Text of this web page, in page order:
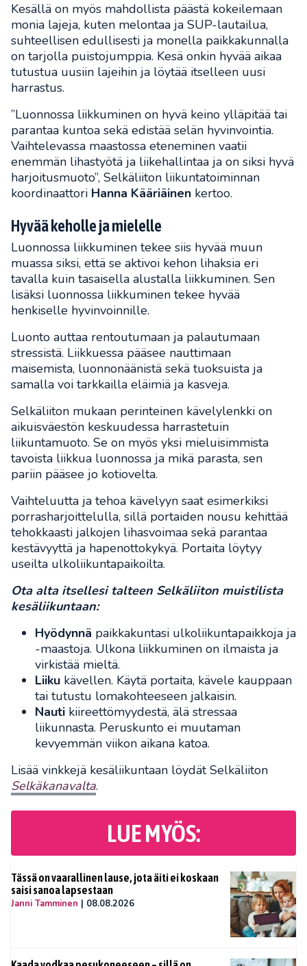
Kesällä on myös mahdollista päästä kokeilemaan
monia lajeja, kuten melontaa ja SUP-lautailua,
suhteellisen edullisesti ja monella paikkakunnalla
on tarjolla puistojumppia. Kesä onkin hyvää aikaa
tutustua uusiin lajeihin ja löytää itselleen uusi
harrastus.
”Luonnossa liikkuminen on hyvä keino ylläpitää tai
parantaa kuntoa sekä edistää selän hyvinvointia.
Vaihtelevassa maastossa eteneminen vaatii
enemmän lihastyötä ja liikehallintaa ja on siksi hyvä
harjoitusmuoto”, Selkäliiton liikuntatoiminnan
koordinaattori Hanna Kääriäinen kertoo.
Hyvää keholle ja mielelle
Luonnossa liikkuminen tekee siis hyvää muun
muassa siksi, että se aktivoi kehon lihaksia eri
tavalla kuin tasaisella alustalla liikkuminen. Sen
lisäksi luonnossa liikkuminen tekee hyvää
henkiselle hyvinvoinnille.
Luonto auttaa rentoutumaan ja palautumaan
stressistä. Liikkuessa pääsee nauttimaan
maisemista, luonnonäänistä sekä tuoksuista ja
samalla voi tarkkailla eläimiä ja kasveja.
Selkäliiton mukaan perinteinen kävelylenkki on
aikuisväestön keskuudessa harrastetuin
liikuntamuoto. Se on myös yksi mieluisimmista
tavoista liikkua luonnossa ja mikä parasta, sen
pariin pääsee jo kotiovelta.
Vaihteluutta ja tehoa kävelyyn saat esimerkiksi
porrasharjoittelulla, sillä portaiden nousu kehittää
tehokkaasti jalkojen lihasvoimaa sekä parantaa
kestävyyttä ja hapenottokykyä. Portaita löytyy
useilta ulkoliikuntapaikoilta.
Ota alta itsellesi talteen Selkäliiton muistilista
kesäliikuntaan:
Hyödynnä paikkakuntasi ulkoliikuntapaikkoja ja
-maastoja. Ulkona liikkuminen on ilmaista ja
virkistää mieltä.
Liiku kävellen. Käytä portaita, kävele kauppaan
tai tutustu lomakohteeseen jalkaisin.
Nauti kiireettömyydestä, älä stressaa
liikunnasta. Peruskunto ei muutaman
kevyemmän viikon aikana katoa.
Lisää vinkkejä kesäliikuntaan löydät Selkäliiton
Selkäkanavalta.
LUE MYÖS:
Tässä on vaarallinen lause, jota äiti ei koskaan
saisi sanoa lapsestaan
Janni Tamminen | 08.08.2026